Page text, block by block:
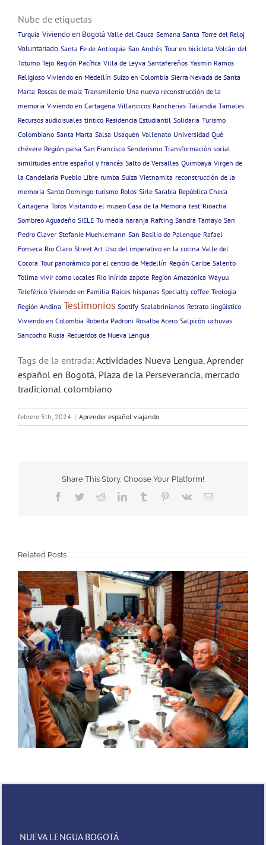
Nube de etiquetas
Turquía Viviendo en Bogotá Valle del Cauca Semana Santa Torre del Reloj
Voluntariado Santa Fe de Antioquia San Andrés Tour en bicicleta Volcán del
Totumo Tejo Región Pacífica Villa de Leyva Santafereños Yasmin Ramos
Religioso Viviendo en Medellín Suizo en Colombia Sierra Nevada de Santa
Marta Roscas de maíz Transmilenio Una nueva reconstrucción de la
memoria Viviendo en Cartagena Villancicos Rancherias Tailandia Tamales
Recursos audioisuales tintico Residencia Estudiantil Solidaria Turismo
Colombiano Santa Marta Salsa Usaquén Vallenato Universidad Qué
chévere Región paisa San Francisco Senderismo Transformación social
similitudes entre español y francés Salto de Versalles Quimbaya Virgen de
la Candelaria Pueblo Libre rumba Suiza Vietnamita reconstrucción de la
memoria Santo Domingo turismo Rolos Sirle Sarabia República Checa
Cartagena Toros Visitando el museo Casa de la Memoria test Rioacha
Sombreo Aguadeño SIELE Tu media naranja Rafting Sandra Tamayo San
Pedro Claver Stefanie Muehlemann San Basilio de Palenque Rafael
Fonseca Rio Claro Street Art Uso del imperativo en la cocina Valle del
Cocora Tour panorámico por el centro de Medellín Región Caribe Salento
Tolima vivir como locales Rio Inírida zapote Región Amazónica Wayuu
Teleférico Viviendo en Familia Raíces hispanas Specialty coffee Teologia
Región Andina Testimonios Spotify Scalabrinianos Retrato lingüístico
Viviendo en Colombia Roberta Padroni Rosalba Acero Salpicón uchuvas
Sancocho Rusia Recuerdos de Nueva Lengua
Tags de la entrada: Actividades Nueva Lengua,Aprender
español en Bogotá, Plaza de la Perseverancia, mercado
tradicional colombiano
febrero 5th, 2024 | Aprender español viajando
Share This Story, Choose Your Platform!
Facebook
TwitterRedditLinkedInTumblr Pinterest
Vk Email
Related Posts
Novena de Navidad
NUEVA LENGUA BOGOTÁ